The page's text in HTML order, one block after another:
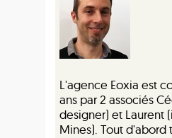
L'agence Eoxia est
ans par 2 associés
designer) et Laurent
Mines). Tout d'abord